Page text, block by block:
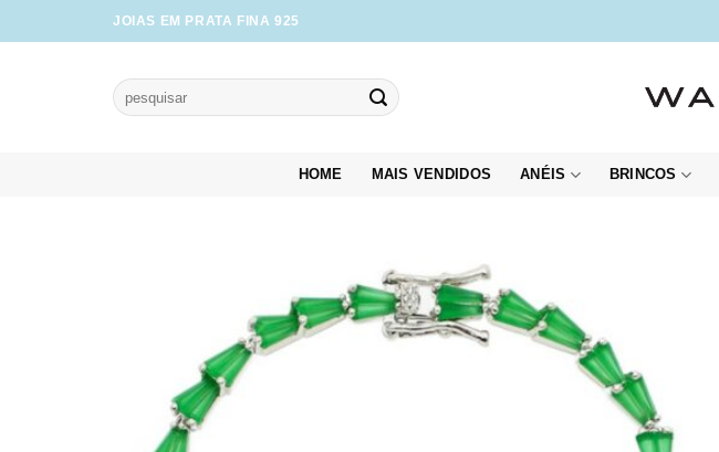
to
JOIAS EM PRATA FINA 925
Pesquisar
por:
HOME MAIS VENDIDOS ANÉIS BRINCOS